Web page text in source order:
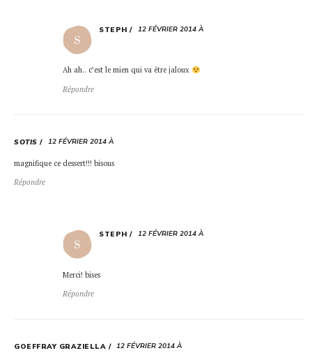
STEPH 12 FÉVRIER 2014 À
Ah ah.. c’est le mien qui va être jaloux
Répondre
SOTIS 12 FÉVRIER 2014 À
magnifique ce dessert!!! bisous
Répondre
STEPH 12 FÉVRIER 2014 À
Merci! bises
Répondre
GOEFFRAY GRAZIELLA 12 FÉVRIER 2014 À